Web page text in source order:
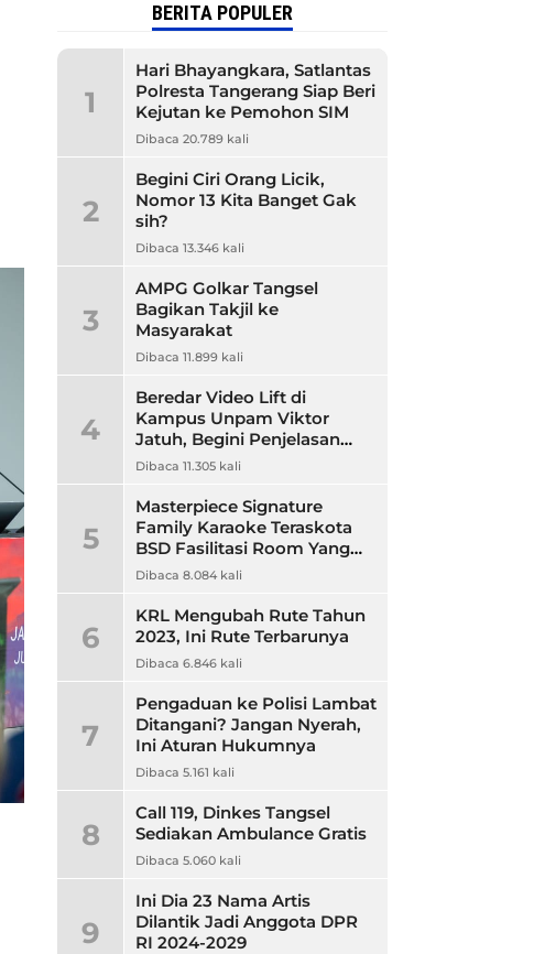
BERITA POPULER
1
Hari Bhayangkara, Satlantas
Polresta Tangerang Siap Beri
Kejutan ke Pemohon SIM
Dibaca 20.789 kali
2
Begini Ciri Orang Licik,
Nomor 13 Kita Banget Gak
sih?
Dibaca 13.346 kali
3
AMPG Golkar Tangsel
Bagikan Takjil ke
Masyarakat
Dibaca 11.899 kali
4
Beredar Video Lift di
Kampus Unpam Viktor
Jatuh, Begini Penjelasan
Rektor Unpam
Dibaca 11.305 kali
5
Masterpiece Signature
Family Karaoke Teraskota
BSD Fasilitasi Room Yang
Nyaman dan Harga
Dibaca 8.084 kali
6
KRL Mengubah Rute Tahun
2023, Ini Rute Terbarunya
Dibaca 6.846 kali
7
Pengaduan ke Polisi Lambat
Ditangani? Jangan Nyerah,
Ini Aturan Hukumnya
Dibaca 5.161 kali
8
Call 119, Dinkes Tangsel
Sediakan Ambulance Gratis
Dibaca 5.060 kali
9
Ini Dia 23 Nama Artis
Dilantik Jadi Anggota DPR
RI 2024-2029